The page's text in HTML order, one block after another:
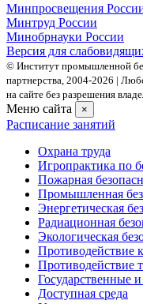
Минпросвещения
Минтруд России
Минобрнауки России
Версия для
© Институт промышленной
партнерства, 2004- 2026 |
на сайте без разрешения
Меню сайта ×
Расписание занятий
Охрана труда
Игропрактика по
Пожарная
Промышленная
Энергетическая
Радиационная
Экологическая
Противодействие
Противодействие
Государственные
Доступная среда